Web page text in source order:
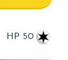
HP 50